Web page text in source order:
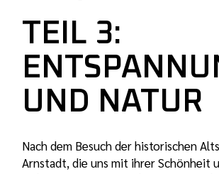
TEIL 3:
UND NATUR
Nach dem Besuch der historischen
Arnstadt, die uns mit ihrer Schönheit